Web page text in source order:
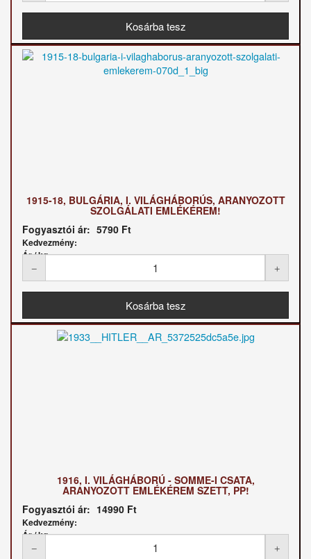
1915-18, BULGÁRIA, I. VILÁGHÁBORÚS, ARANYOZOTT
SZOLGÁLATI EMLÉKÉREM!
Fogyasztói ár: 5790 Ft
Kedvezmény:
Ár / kg:
1916, I. VILÁGHÁBORÚ - SOMME-I CSATA,
ARANYOZOTT EMLÉKÉREM SZETT, PP!
Fogyasztói ár: 14990 Ft
Kedvezmény:
Ár / kg: